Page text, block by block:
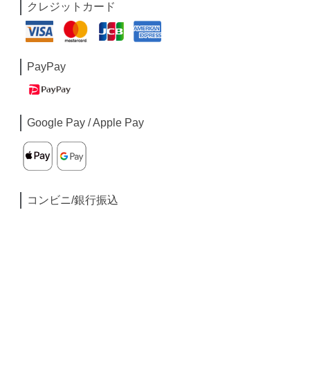
クレジットカード
PayPay
Google Pay / Apple Pay
コンビニ/銀行振込